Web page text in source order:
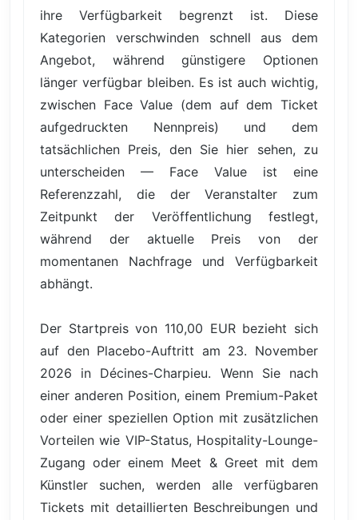
ihre Verfügbarkeit begrenzt ist. Diese
Kategorien verschwinden schnell aus dem
Angebot, während günstigere Optionen
länger verfügbar bleiben. Es ist auch wichtig,
zwischen Face Value (dem auf dem Ticket
aufgedruckten Nennpreis) und dem
tatsächlichen Preis, den Sie hier sehen, zu
unterscheiden — Face Value ist eine
Referenzzahl, die der Veranstalter zum
Zeitpunkt der Veröffentlichung festlegt,
während der aktuelle Preis von der
momentanen Nachfrage und Verfügbarkeit
abhängt.
Der Startpreis von 110,00 EUR bezieht sich
auf den Placebo-Auftritt am 23. November
2026 in Décines-Charpieu. Wenn Sie nach
einer anderen Position, einem Premium-Paket
oder einer speziellen Option mit zusätzlichen
Vorteilen wie VIP-Status, Hospitality-Lounge-
Zugang oder einem Meet & Greet mit dem
Künstler suchen, werden alle verfügbaren
Tickets mit detaillierten Beschreibungen und